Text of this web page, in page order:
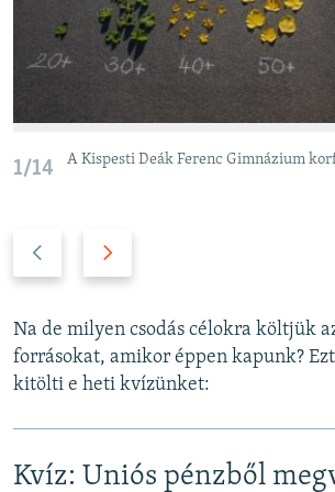
1/14 A Kispesti Deák Ferenc Gimnázium
v
i
o
s
s
t
s
l
d
e
Na de milyen csodás célokra költjük
forrásokat, amikor éppen kapunk?
kitölti e heti kvízünket:
Kvíz: Uniós pénzből